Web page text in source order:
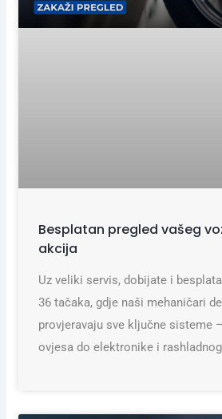
Besplatan pregled vašeg
akcija
Uz veliki servis, dobijate i
36 tačaka, gdje naši mehaničari
provjeravaju sve ključne sisteme
ovjesa do elektronike i